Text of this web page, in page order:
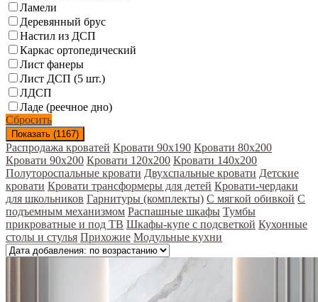
Ламели
Деревянный брус
Настил из ДСП
Каркас ортопедический
Лист фанеры
Лист ДСП (5 шт.)
ЛДСП
Ладе (реечное дно)
Сбросить
Показать (1167)
Распродажа кроватей Кровати 90х190 Кровати 80х200
Кровати 90х200 Кровати 120х200 Кровати 140х200
Полутороспальные кровати Двухспальные кровати Детские
кровати Кровати трансформеры для детей Кровати-чердаки
для школьников Гарнитуры (комплекты) С мягкой обивкой С
подъемным механизмом Распашные шкафы Тумбы
прикроватные и под ТВ Шкафы-купе с подсветкой Кухонные
столы и стулья Прихожие Модульные кухни